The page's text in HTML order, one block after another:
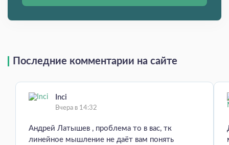
Последние комментарии на сайте
Inci
Вчера в 14:32
Андрей Латышев , проблема то в вас, тк
линейное мышление не даёт вам понять